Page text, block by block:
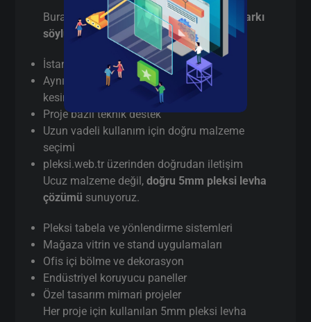
Burada pazarlama yapmıyorum,gerçek farkı
söylüyorum:
İstanbul’da gerçek üretici(aracı değil)
Aynı gün / hızlı terminli 5mm pleksi levha
kesim
Proje bazlı teknik destek
Uzun vadeli kullanım için doğru malzeme
seçimi
pleksi.web.tr üzerinden doğrudan iletişim
Ucuz malzeme değil,doğru 5mm pleksi levha
çözümü sunuyoruz.
Pleksi tabela ve yönlendirme sistemleri
Mağaza vitrin ve stand uygulamaları
Ofis içi bölme ve dekorasyon
Endüstriyel koruyucu paneller
Özel tasarım mimari projeler
Her proje için kullanılan 5mm pleksi levha